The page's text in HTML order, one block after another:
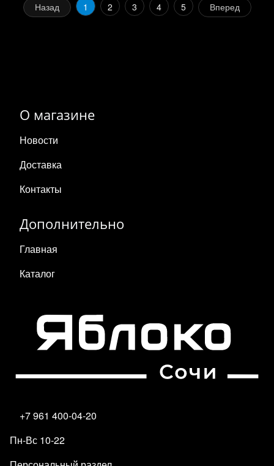
Назад 1 2 3 4 5 Вперед
О магазине
Новости
Доставка
Контакты
Дополнительно
Главная
Каталог
+7 961 400-04-20
Пн-Вс 10-22